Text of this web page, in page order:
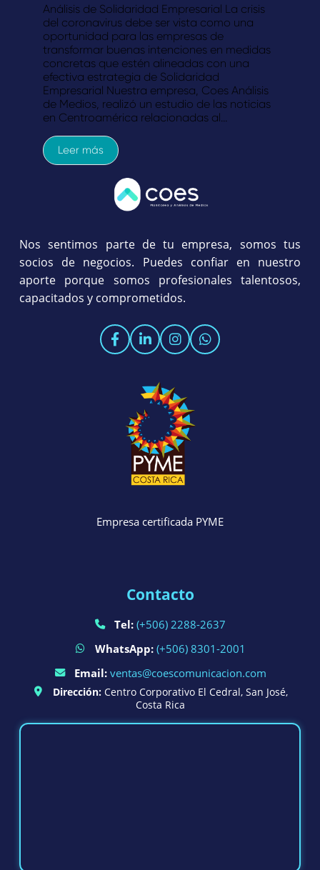
Análisis de Solidaridad Empresarial La crisis
del coronavirus debe ser vista como una
oportunidad para las empresas de
transformar buenas intenciones en medidas
concretas que estén alineadas con una
efectiva estrategia de Solidaridad
Empresarial Nuestra empresa, Coes Análisis
de Medios, realizó un estudio de las noticias
en Centroamérica relacionadas al…
Leer más
Nos sentimos parte de tu empresa, somos tus
socios de negocios. Puedes confiar en nuestro
aporte porque somos profesionales talentosos,
capacitados y comprometidos.
Empresa certificada PYME
Contacto
Tel: (+506) 2288-2637
WhatsApp: (+506) 8301-2001
Email: ventas@coescomunicacion.com
Dirección:Centro Corporativo El Cedral, San José,
Costa Rica